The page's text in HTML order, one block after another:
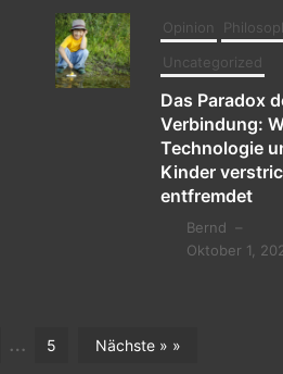
Opinion
Uncategorized
Das Paradox
Verbindung:
Technologie
Kinder
entfremdet
Bernd –
Oktober 1,
… 5 Nächste » »